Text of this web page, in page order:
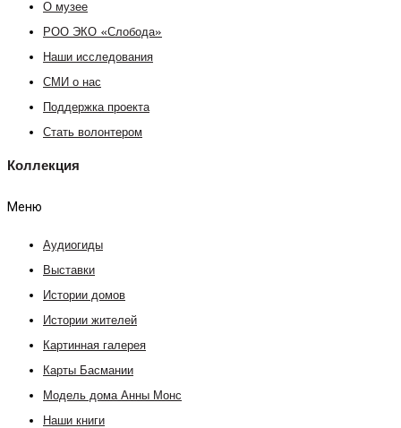
О музее
РОО ЭКО «Слобода»
Наши исследования
СМИ о нас
Поддержка проекта
Стать волонтером
Коллекция
Меню
Аудиогиды
Выставки
Истории домов
Истории жителей
Картинная галерея
Карты Басмании
Модель дома Анны Монс
Наши книги